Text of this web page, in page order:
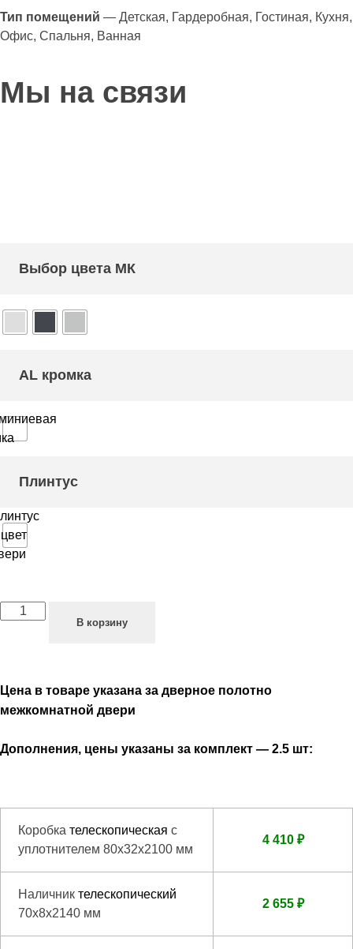
Тип помещений — Детская, Гардеробная, Гостиная, Кухня,
Офис, Спальня, Ванная
Мы на связи
Выбор цвета МК
AL кромка
Плинтус
В корзину
Цена в товаре указана за дверное полотно
межкомнатной двери
Дополнения, цены указаны за комплект — 2.5 шт:
Коробкателескопическая с
уплотнителем 80х32х2100 мм
4 410 ₽
Наличниктелескопический
70х8х2140 мм
2 655 ₽